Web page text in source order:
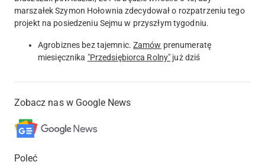
marszałek Szymon Hołownia zdecydował o rozpatrzeniu tego
projekt na posiedzeniu Sejmu w przyszłym tygodniu.
Agrobiznes bez tajemnic. Zamów prenumeratę
miesięcznika "Przedsiębiorca Rolny" już dziś
Zobacz nas w Google News
Poleć